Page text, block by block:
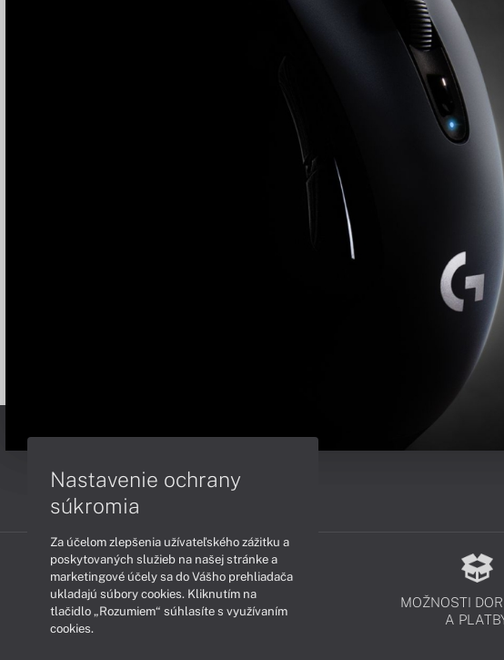
PODPORA A SERVIS
MOŽNOSTI
A
Nastavenie ochrany
súkromia
Za účelom zlepšenia užívateľského zážitku a
poskytovaných služieb na našej stránke a
marketingové účely sa do Vášho prehliadača
ukladajú súbory cookies. Kliknutím na
tlačidlo „Rozumiem“ súhlasíte s využívaním
cookies.